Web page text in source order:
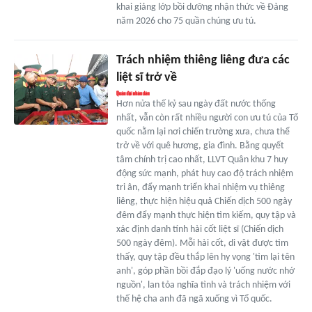
khai giảng lớp bồi dưỡng nhận thức về Đảng
năm 2026 cho 75 quần chúng ưu tú.
Trách nhiệm thiêng liêng đưa các
liệt sĩ trở về
Hơn nửa thế kỷ sau ngày đất nước thống
nhất, vẫn còn rất nhiều người con ưu tú của Tổ
quốc nằm lại nơi chiến trường xưa, chưa thể
trở về với quê hương, gia đình. Bằng quyết
tâm chính trị cao nhất, LLVT Quân khu 7 huy
động sức mạnh, phát huy cao độ trách nhiệm
tri ân, đẩy mạnh triển khai nhiệm vụ thiêng
liêng, thực hiện hiệu quả Chiến dịch 500 ngày
đêm đẩy mạnh thực hiện tìm kiếm, quy tập và
xác định danh tính hài cốt liệt sĩ (Chiến dịch
500 ngày đêm). Mỗi hài cốt, di vật được tìm
thấy, quy tập đều thắp lên hy vọng 'tìm lại tên
anh', góp phần bồi đắp đạo lý 'uống nước nhớ
nguồn', lan tỏa nghĩa tình và trách nhiệm với
thế hệ cha anh đã ngã xuống vì Tổ quốc.